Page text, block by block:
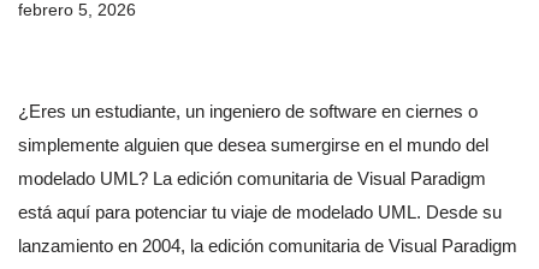
febrero 5, 2026
¿Eres un estudiante, un ingeniero de software en ciernes o
simplemente alguien que desea sumergirse en el mundo del
modelado UML? La edición comunitaria de Visual Paradigm
está aquí para potenciar tu viaje de modelado UML. Desde su
lanzamiento en 2004, la edición comunitaria de Visual Paradigm